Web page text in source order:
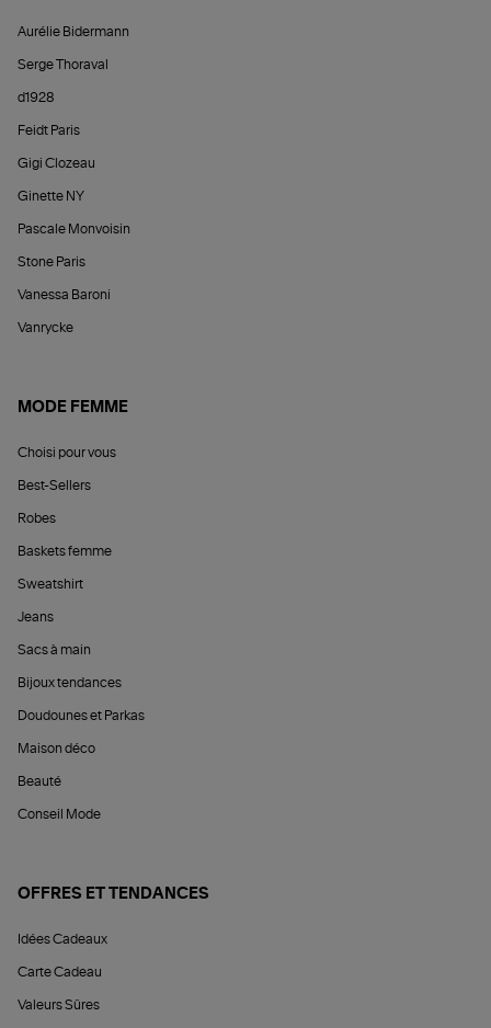
Aurélie Bidermann
Serge Thoraval
d1928
Feidt Paris
Gigi Clozeau
Ginette NY
Pascale Monvoisin
Stone Paris
Vanessa Baroni
Vanrycke
MODE FEMME
Choisi pour vous
Best-Sellers
Robes
Baskets femme
Sweatshirt
Jeans
Sacs à main
Bijoux tendances
Doudounes et Parkas
Maison déco
Beauté
Conseil Mode
OFFRES ET TENDANCES
Idées Cadeaux
Carte Cadeau
Valeurs Sûres